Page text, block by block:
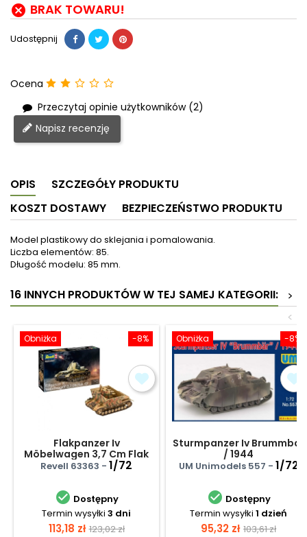
 BRAK TOWARU!
Udostępnij
Ocena
Przeczytaj opinie użytkowników (2)
Napisz recenzję
OPIS
SZCZEGÓŁY PRODUKTU
KOSZT DOSTAWY
BEZPIECZEŃSTWO PRODUKTU
Model plastikowy do sklejania i pomalowania.
Liczba elementów: 85.
Długość modelu: 85 mm.
16 INNYCH PRODUKTÓW W TEJ SAMEJ KATEGORII:
>
<
-8%
Obniżka
Flakpanzer Iv
Möbelwagen 3,7 Cm Flak
43 - zestaw podarunkowy
Revell 63363 - 1/72
 Dostępny
Termin wysyłki 3 dni
Cena
113,18 zł Cena
123,02 zł
-8%
Obniżka
Sturmpanzer Iv Brummbar
/ 1944
UM Unimodels 557 - 1/72
 Dostępny
Termin wysyłki 1 dzień
Cena
95,32 zł Cena
103,61 zł